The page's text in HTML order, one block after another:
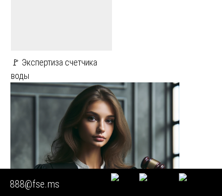
🚩 Экспертиза счетчика
воды
888@fse.ms